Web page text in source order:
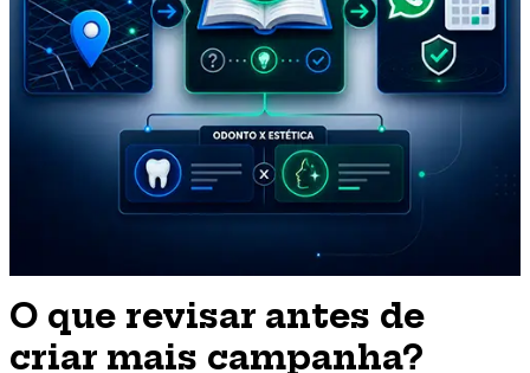
O que revisar antes de
criar mais campanha?